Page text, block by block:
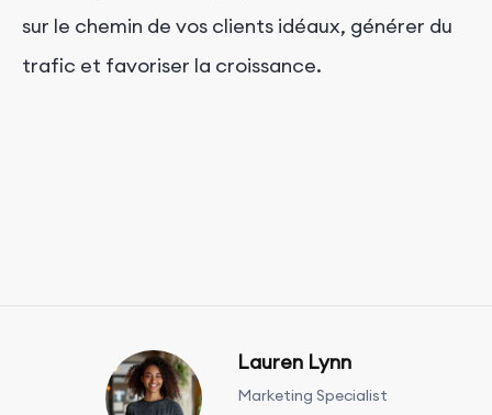
sur le chemin de vos clients idéaux, générer du
trafic et favoriser la croissance.
Lauren Lynn
Marketing Specialist